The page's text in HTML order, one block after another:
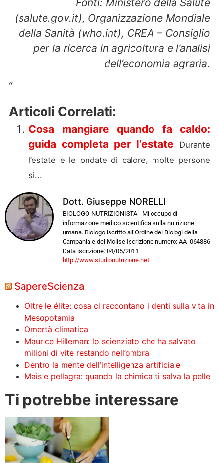
Fonti: Ministero della Salute
(salute.gov.it), Organizzazione Mondiale
della Sanità (who.int), CREA – Consiglio
per la ricerca in agricoltura e l’analisi
dell’economia agraria.
“
Articoli Correlati:
Cosa mangiare quando fa caldo:
guida completa per l’estate
Durante
l’estate e le ondate di calore, molte persone
si...
Dott. Giuseppe NORELLI
BIOLOGO-NUTRIZIONISTA - Mi occupo di
informazione medico scientifica sulla nutrizione
umana. Biologo iscritto all’Ordine dei Biologi della
Campania e del Molise Iscrizione numero: AA_064886
Data iscrizione: 04/05/2011
http://www.studionutrizione.net
SapereScienza
Oltre le élite: cosa ci raccontano i denti sulla vita in
Mesopotamia
Omertà climatica
Maurice Hilleman: lo scienziato che ha salvato
milioni di vite restando nell’ombra
Dentro la mente dell’intelligenza artificiale
Mais e pellagra: quando la chimica ti salva la pelle
Ti potrebbe interessare